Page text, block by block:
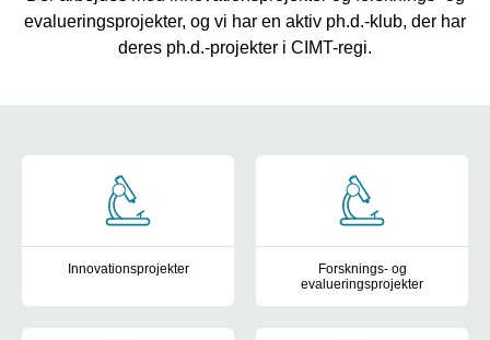
evalueringsprojekter, og vi har en aktiv ph.d.-klub, der har
deres ph.d.-projekter i CIMT-regi.
Innovationsprojekter
Her kan du se vores innovationsprojekter fra 2020 og frem.
Forsknings- og
evalueringsprojekter